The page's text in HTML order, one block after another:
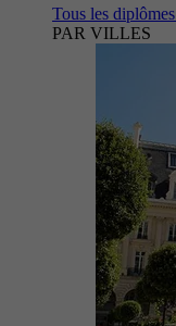
Tous les diplômes
PAR VILLES